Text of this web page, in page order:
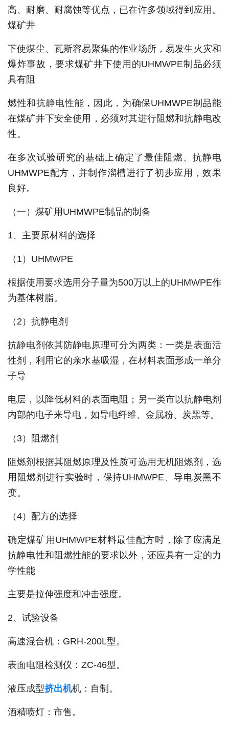
高、耐磨、耐腐蚀等优点，已在许多领域得到应用。
煤矿井
下使煤尘、瓦斯容易聚集的作业场所，易发生火灾和
爆炸事故，要求煤矿井下使用的UHMWPE制品必须
具有阻
燃性和抗静电性能，因此，为确保UHMWPE制品能
在煤矿井下安全使用，必须对其进行阻燃和抗静电改
性。
在多次试验研究的基础上确定了最佳阻燃、抗静电
UHMWPE配方，并制作溜槽进行了初步应用，效果
良好。
（一）煤矿用UHMWPE制品的制备
1、主要原材料的选择
（1）UHMWPE
根据使用要求选用分子量为500万以上的UHMWPE作
为基体树脂。
（2）抗静电剂
抗静电剂依其防静电原理可分为两类：一类是表面活
性剂，利用它的亲水基吸湿，在材料表面形成一单分
子导
电层，以降低材料的表面电阻；另一类市以抗静电剂
内部的电子来导电，如导电纤维、金属粉、炭黑等。
（3）阻燃剂
阻燃剂根据其阻燃原理及性质可选用无机阻燃剂，选
用阻燃剂进行实验时，保持UHMWPE、导电炭黑不
变。
（4）配方的选择
确定煤矿用UHMWPE材料最佳配方时，除了应满足
抗静电性和阻燃性能的要求以外，还应具有一定的力
学性能
主要是拉伸强度和冲击强度。
2、试验设备
高速混合机：GRH-200L型。
表面电阻检测仪：ZC-46型。
液压成型挤出机机：自制。
酒精喷灯：市售。